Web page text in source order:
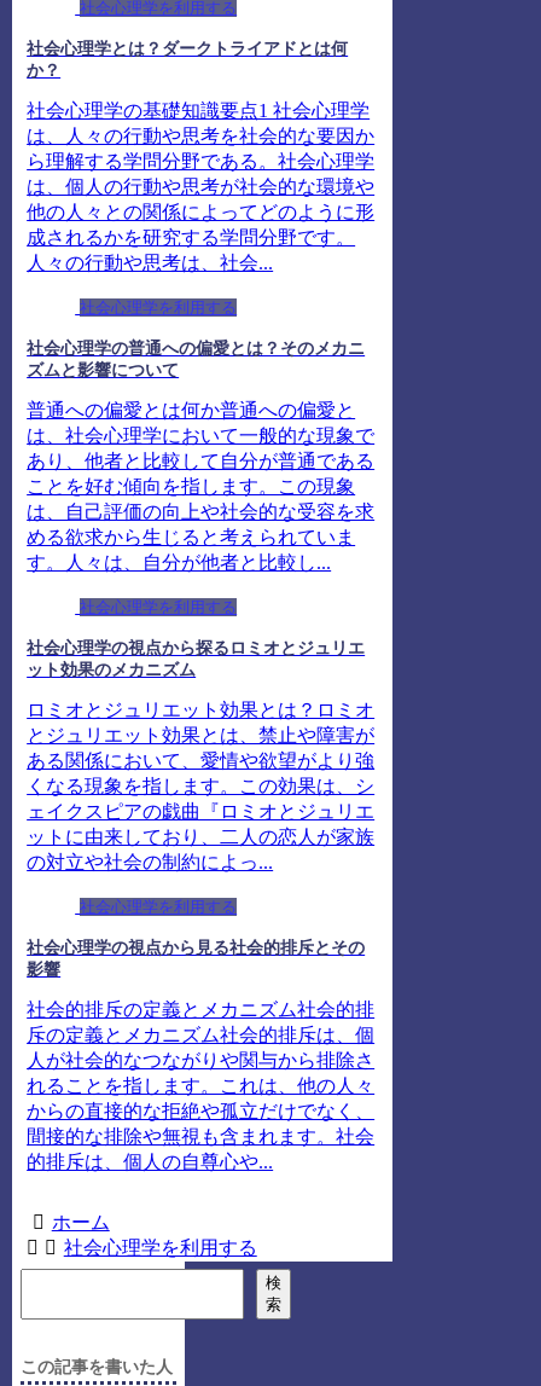
社会心理学を利用する
社会心理学とは？ダークトライアドとは何
か？
社会心理学の基礎知識要点1 社会心理学
は、人々の行動や思考を社会的な要因か
ら理解する学問分野である。社会心理学
は、個人の行動や思考が社会的な環境や
他の人々との関係によってどのように形
成されるかを研究する学問分野です。
人々の行動や思考は、社会...
社会心理学を利用する
社会心理学の普通への偏愛とは？そのメカニ
ズムと影響について
普通への偏愛とは何か普通への偏愛と
は、社会心理学において一般的な現象で
あり、他者と比較して自分が普通である
ことを好む傾向を指します。この現象
は、自己評価の向上や社会的な受容を求
める欲求から生じると考えられていま
す。人々は、自分が他者と比較し...
社会心理学を利用する
社会心理学の視点から探るロミオとジュリエ
ット効果のメカニズム
ロミオとジュリエット効果とは？ロミオ
とジュリエット効果とは、禁止や障害が
ある関係において、愛情や欲望がより強
くなる現象を指します。この効果は、シ
ェイクスピアの戯曲『ロミオとジュリエ
ットに由来しており、二人の恋人が家族
の対立や社会の制約によっ...
社会心理学を利用する
社会心理学の視点から見る社会的排斥とその
影響
社会的排斥の定義とメカニズム社会的排
斥の定義とメカニズム社会的排斥は、個
人が社会的なつながりや関与から排除さ
れることを指します。これは、他の人々
からの直接的な拒絶や孤立だけでなく、
間接的な排除や無視も含まれます。社会
的排斥は、個人の自尊心や...
ホーム
社会心理学を利用する
検
索
この記事を書いた人